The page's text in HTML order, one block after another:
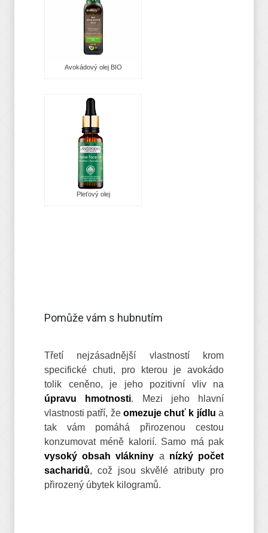
Avokádový olej BIO
Pleťový olej
Pomůže vám s hubnutím
Třetí nejzásadnější vlastností krom
specifické chuti, pro kterou je avokádo
tolik ceněno, je jeho pozitivní vliv na
úpravu hmotnosti. Mezi jeho hlavní
vlastnosti patří, že omezuje chuť k jídlu a
tak vám pomáhá přirozenou cestou
konzumovat méně kalorií. Samo má pak
vysoký obsah vlákniny a nízký počet
sacharidů, což jsou skvělé atributy pro
přirozený úbytek kilogramů.